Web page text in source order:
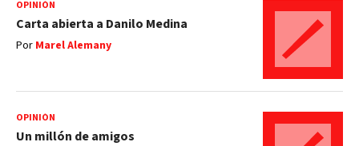
OPINIÓN
Carta abierta a Danilo Medina
Por Marel Alemany
OPINIÓN
Un millón de amigos